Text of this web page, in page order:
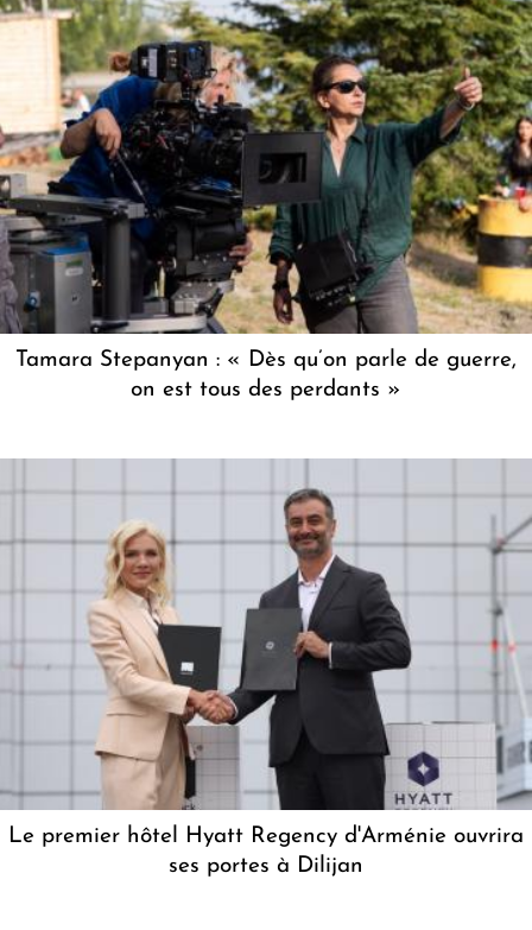
Tamara Stepanyan : « Dès qu’on parle de guerre,
on est tous des perdants »
Le premier hôtel Hyatt Regency d'Arménie ouvrira
ses portes à Dilijan